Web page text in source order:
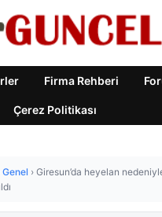
Firma Rehberi
Çerez Politikası
Genel › Giresun’da heyelan